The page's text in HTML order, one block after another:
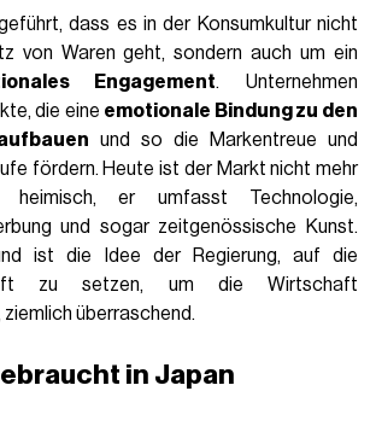
dass es in der Konsumkultur nicht
von Waren geht, sondern auch um ein
Engagement. Unternehmen
die eine emotionale Bindung zu den
und so die Markentreue und
fördern. Heute ist der Markt nicht mehr
er umfasst Technologie,
und sogar zeitgenössische Kunst.
ist die Idee der Regierung, auf die
zu setzen, um die Wirtschaft
überraschend.
in Japan